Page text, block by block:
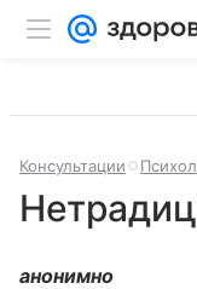
Консультации
анонимно